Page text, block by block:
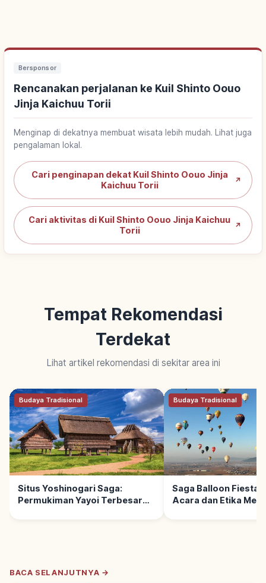
Bersponsor
Rencanakan perjalanan ke Kuil Shinto Oouo
Jinja Kaichuu Torii
Menginap di dekatnya membuat wisata lebih mudah. Lihat juga
pengalaman lokal.
Cari penginapan dekat Kuil Shinto Oouo Jinja
Kaichuu Torii
↗
Cari aktivitas di Kuil Shinto Oouo Jinja Kaichuu
Torii
↗
Tempat Rekomendasi
Terdekat
Lihat artikel rekomendasi di sekitar area ini
Budaya Tradisional
Situs Yoshinogari Saga:
Permukiman Yayoi Terbesar
Budaya Tradisional
Saga Balloon Fiesta:
Acara dan Etika
BACA SELANJUTNYA →